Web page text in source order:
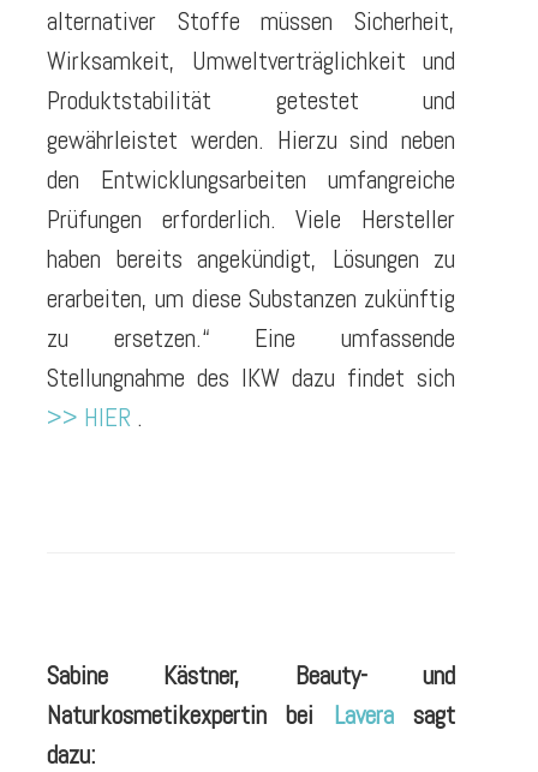
alternativer Stoffe müssen Sicherheit,
Wirksamkeit, Umweltverträglichkeit und
Produktstabilität getestet und
gewährleistet werden. Hierzu sind neben
den Entwicklungsarbeiten umfangreiche
Prüfungen erforderlich. Viele Hersteller
haben bereits angekündigt, Lösungen zu
erarbeiten, um diese Substanzen zukünftig
zu ersetzen.“ Eine umfassende
Stellungnahme des IKW dazu findet sich
>> HIER .
Sabine Kästner, Beauty- und
Naturkosmetikexpertin bei Laverasagt
dazu: